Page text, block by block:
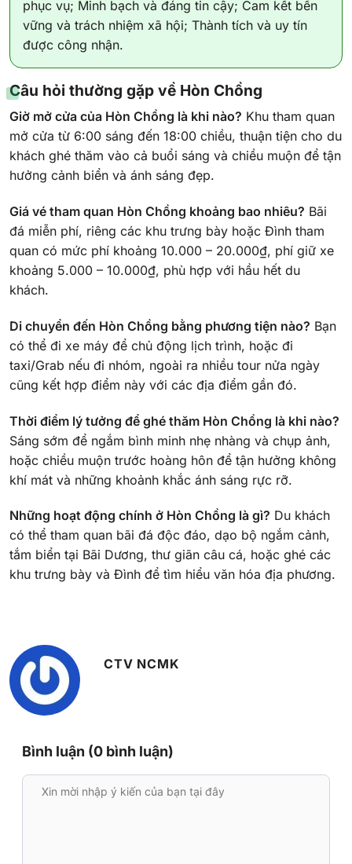
phục vụ; Minh bạch và đáng tin cậy; Cam kết bền
vững và trách nhiệm xã hội; Thành tích và uy tín
được công nhận.
Câu hỏi thường gặp về Hòn Chồng
Giờ mở cửa của Hòn Chồng là khi nào? Khu tham quan
mở cửa từ 6:00 sáng đến 18:00 chiều, thuận tiện cho du
khách ghé thăm vào cả buổi sáng và chiều muộn để tận
hưởng cảnh biển và ánh sáng đẹp.
Giá vé tham quan Hòn Chồng khoảng bao nhiêu? Bãi
đá miễn phí, riêng các khu trưng bày hoặc Đình tham
quan có mức phí khoảng 10.000 – 20.000₫, phí giữ xe
khoảng 5.000 – 10.000₫, phù hợp với hầu hết du
khách.
Di chuyển đến Hòn Chồng bằng phương tiện nào? Bạn
có thể đi xe máy để chủ động lịch trình, hoặc đi
taxi/Grab nếu đi nhóm, ngoài ra nhiều tour nửa ngày
cũng kết hợp điểm này với các địa điểm gần đó.
Thời điểm lý tưởng để ghé thăm Hòn Chồng là khi nào?
Sáng sớm để ngắm bình minh nhẹ nhàng và chụp ảnh,
hoặc chiều muộn trước hoàng hôn để tận hưởng không
khí mát và những khoảnh khắc ánh sáng rực rỡ.
Những hoạt động chính ở Hòn Chồng là gì? Du khách
có thể tham quan bãi đá độc đáo, dạo bộ ngắm cảnh,
tắm biển tại Bãi Dương, thư giãn câu cá, hoặc ghé các
khu trưng bày và Đình để tìm hiểu văn hóa địa phương.
CTV NCMK
Bình luận (0 bình luận)